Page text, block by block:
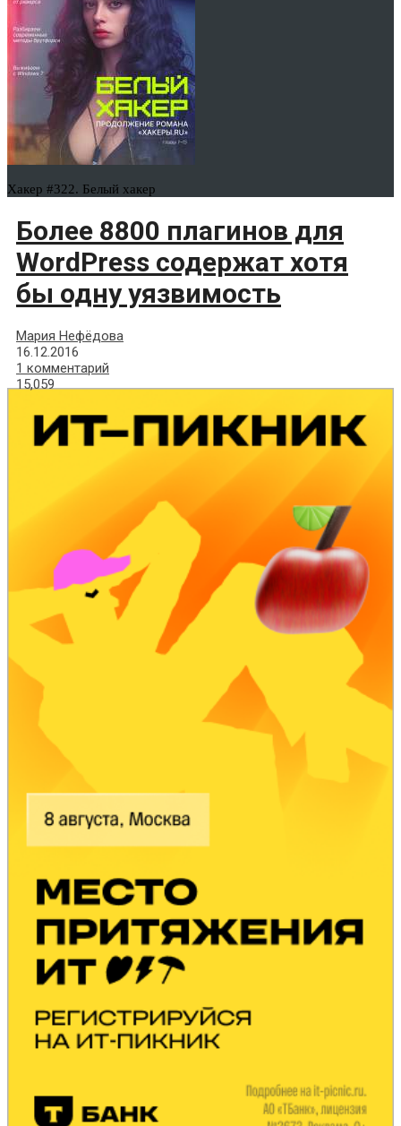
Хакер #322. Белый хакер
Более 8800 плагинов для
WordPress содержат хотя
бы одну уязвимость
Мария Нефёдова
16.12.2016
1 комментарий
15,059